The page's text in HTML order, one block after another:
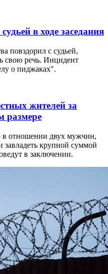
в ходе заседания
повздорил с судьей,
свою речь. Инцидент
о пиджаках".
жителей за
размере
в отношении двух мужчин,
крупной суммой
в заключении.